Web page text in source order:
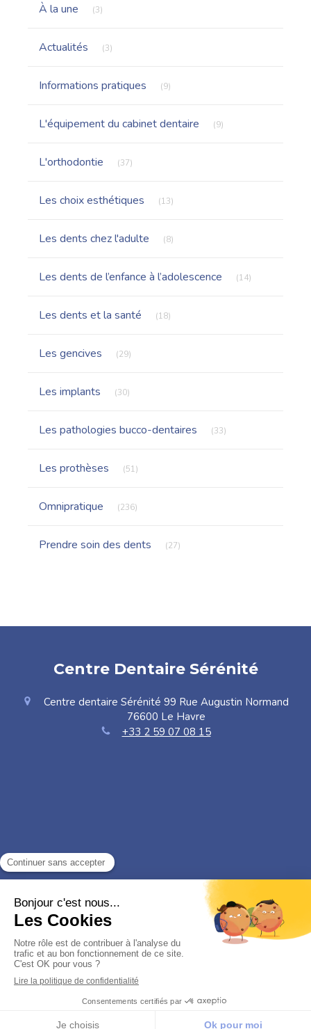
À la une (3)
Actualités (3)
Informations pratiques (9)
L'équipement du cabinet dentaire (9)
L'orthodontie (37)
Les choix esthétiques (13)
Les dents chez l'adulte (8)
Les dents de l’enfance à l’adolescence (14)
Les dents et la santé (18)
Les gencives (29)
Les implants (30)
Les pathologies bucco-dentaires (33)
Les prothèses (51)
Omnipratique (236)
Prendre soin des dents (27)
Centre Dentaire Sérénité
Centre dentaire Sérénité 99 Rue Augustin Normand
76600 Le Havre
+33 2 59 07 08 15
Politique de confidentialité et charte cookie
Mentions légales
Conditions Générales Utilisation
Charte déontologique